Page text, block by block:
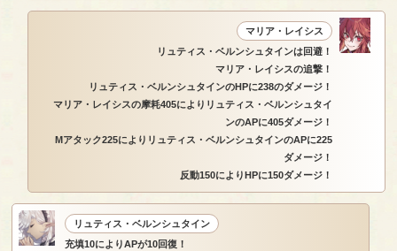
マリア・レイシス
リュティス・ベルンシュタインは回避！
マリア・レイシスの追撃！
リュティス・ベルンシュタインのHPに238のダメージ！
マリア・レイシスの摩耗405によりリュティス・ベルンシュタイ
ンのAPに405ダメージ！
Mアタック225によりリュティス・ベルンシュタインのAPに225
ダメージ！
反動150によりHPに150ダメージ！
リュティス・ベルンシュタイン
充填10によりAPが10回復！